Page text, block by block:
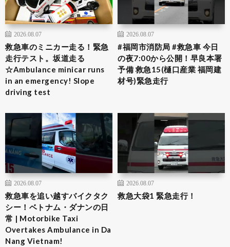
2026.08.07
救急車のミニカー走る！緊急
走行テスト。坂道走る
☆Ambulance minicar runs
in an emergency! Slope
driving test
2026.08.07
#福岡市消防局 #救急車 今日
の夜7:00から公開！早良本署
予備 救急15(樋口産業 福岡建
材号)緊急走行
2026.08.07
救急車を追い越すバイクタク
シー！ベトナム・ダナンの日
常 | Motorbike Taxi
Overtakes Ambulance in Da
Nang Vietnam!
2026.08.07
救急大袋1 緊急走行！